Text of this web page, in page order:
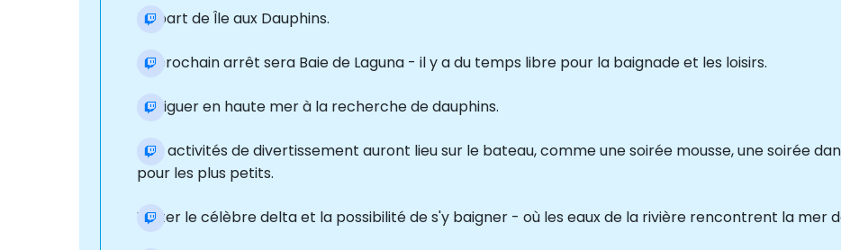
Départ de Île aux Dauphins.
Le prochain arrêt sera Baie de Laguna - il y a du temps libre pour la baignade et les loisirs.
Naviguer en haute mer à la recherche de dauphins.
Des activités de divertissement auront lieu sur le bateau, comme une soirée mousse, une soirée
pour les plus petits.
Visiter le célèbre delta et la possibilité de s'y baigner - où les eaux de la rivière rencontrent la mer